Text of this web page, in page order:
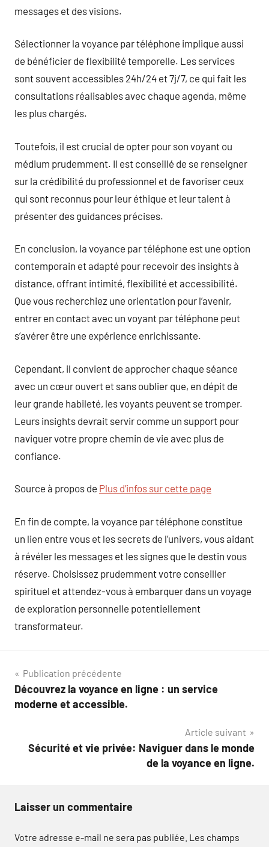
messages et des visions.
Sélectionner la voyance par téléphone implique aussi
de bénéficier de flexibilité temporelle. Les services
sont souvent accessibles 24h/24 et 7j/7, ce qui fait les
consultations réalisables avec chaque agenda, même
les plus chargés.
Toutefois, il est crucial de opter pour son voyant ou
médium prudemment. Il est conseillé de se renseigner
sur la crédibilité du professionnel et de favoriser ceux
qui sont reconnus pour leur éthique et leur talent à
présenter des guidances précises.
En conclusion, la voyance par téléphone est une option
contemporain et adapté pour recevoir des insights à
distance, offrant intimité, flexibilité et accessibilité.
Que vous recherchiez une orientation pour l’avenir,
entrer en contact avec un voyant par téléphone peut
s’avérer être une expérience enrichissante.
Cependant, il convient de approcher chaque séance
avec un cœur ouvert et sans oublier que, en dépit de
leur grande habileté, les voyants peuvent se tromper.
Leurs insights devrait servir comme un support pour
naviguer votre propre chemin de vie avec plus de
confiance.
Source à propos de Plus d’infos sur cette page
En fin de compte, la voyance par téléphone constitue
un lien entre vous et les secrets de l’univers, vous aidant
à révéler les messages et les signes que le destin vous
réserve. Choisissez prudemment votre conseiller
spirituel et attendez-vous à embarquer dans un voyage
de exploration personnelle potentiellement
transformateur.
Navigation
de
Publication précédente
Découvrez la voyance en ligne : un service
moderne et accessible.
Article suivant
Sécurité et vie privée: Naviguer dans le monde
de la voyance en ligne.
Laisser un commentaire
Votre adresse e-mail ne sera pas publiée. Les champs